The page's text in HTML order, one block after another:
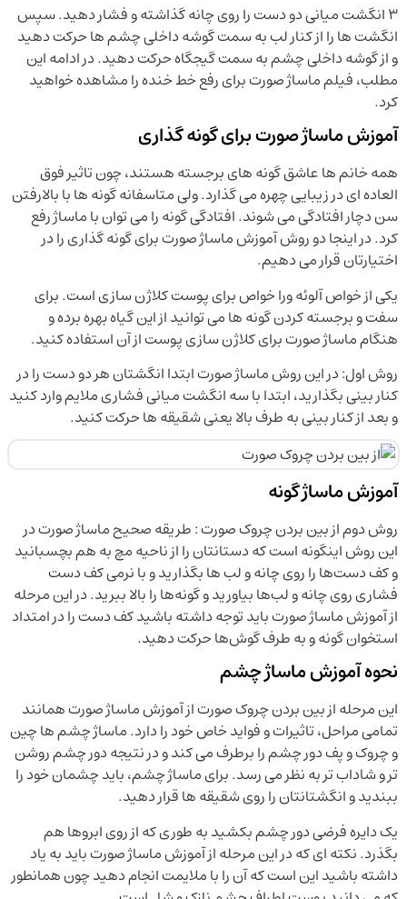
۳ انگشت میانی دو دست را روی چانه گذاشته و فشار دهید. سپس
انگشت ها را از کنار لب به سمت گوشه داخلی چشم ها حرکت دهید
و از گوشه داخلی چشم به سمت گیجگاه حرکت دهید. در ادامه این
مطلب، فیلم ماساژ صورت برای رفع خط خنده را مشاهده خواهید
کرد.
آموزش ماساژ صورت برای گونه گذاری
همه خانم ها عاشق گونه های برجسته هستند، چون تاثیر فوق
العاده ای در زیبایی چهره می گذارد. ولی متاسفانه گونه ها با بالارفتن
سن دچار افتادگی می شوند. افتادگی گونه را می توان با ماساژ رفع
کرد. در اینجا دو روش آموزش ماساژ صورت برای گونه گذاری را در
اختیارتان قرار می دهیم.
یکی از خواص آلوئه ورا خواص برای پوست کلاژن سازی است. برای
سفت و برجسته کردن گونه ها می توانید از این گیاه بهره برده و
هنگام ماساژ صورت برای کلاژن سازی پوست از آن استفاده کنید.
روش اول: در این روش ماساژ صورت ابتدا انگشتان هر دو دست را در
کنار بینی بگذارید، ابتدا با سه انگشت میانی فشاری ملایم وارد کنید
و بعد از کنار ‌بینی به طرف بالا یعنی شقیقه ها حرکت کنید.
آموزش ماساژ گونه
روش دوم از بین بردن چروک صورت : طریقه صحیح ماساژ صورت در
این روش اینگونه است که دستانتان را از ناحیه مچ به هم بچسبانید
و کف دست‌ها را روی چانه و لب ها بگذارید و با نرمی کف دست
فشاری روی چانه و لب‌ها بیاورید و گونه‌ها را بالا ببرید. در این مرحله
از آموزش ماساژ صورت باید توجه داشته باشید کف دست را در امتداد
استخوان گونه و به طرف گوش‌ها حرکت دهید.
نحوه آموزش ماساژ چشم
این مرحله از بین بردن چروک صورت از آموزش ماساژ صورت همانند
تمامی مراحل، تاثیرات و فواید خاص خود را دارد. ماساژ چشم ها چین
و چروک و پف دور چشم را برطرف می کند و در نتیجه دور چشم روشن
تر و شاداب تر به نظر می رسد. برای ماساژ چشم، باید چشمان خود را
ببندید و انگشتانتان را روی شقیقه ها قرار دهید.
یک دایره فرضی دور چشم بکشید به طوری که از روی ابروها هم
بگذرد. نکته ای که در این مرحله از آموزش ماساژ صورت باید به یاد
داشته باشید این است که آن را با ملایمت انجام دهید چون همانطور